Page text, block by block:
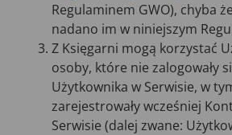
Regulaminem GWO), chyba
nadano im w niniejszym
Z Księgarni mogą korzystać
osoby, które nie zalogowały
Użytkownika w Serwisie, w
zarejestrowały wcześniej
Serwisie (dalej zwane: